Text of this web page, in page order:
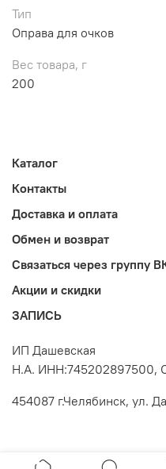
Тип
Оправа для очков
Вес товара, г
200
Каталог
Контакты
Доставка и оплата
Обмен и возврат
Связаться через группу
Акции и скидки
ЗАПИСЬ
ИП Дашевская
Н.А. ИНН:745202897500,
454087 г.Челябинск, ул.